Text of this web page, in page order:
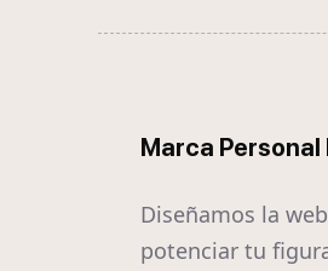
Marca Personal
Diseñamos la
potenciar tu